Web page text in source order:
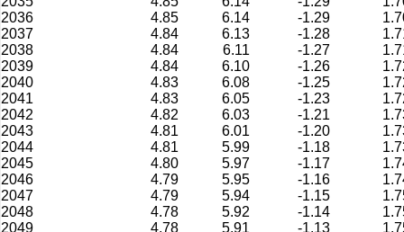
2036
4.85 6.14 -1.29
2037
4.84 6.13 -1.28
2038
4.84 6.11 -1.27
2039
4.84 6.10 -1.26
2040
4.83 6.08 -1.25
2041
4.83 6.05 -1.23
2042
4.82 6.03 -1.21
2043
4.81 6.01 -1.20
2044
4.81 5.99 -1.18
2045
4.80 5.97 -1.17
2046
4.79 5.95 -1.16
2047
4.79 5.94 -1.15
2048
4.78 5.92 -1.14
2049
4.78 5.91 -1.13